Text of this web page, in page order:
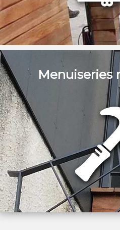
Menuiseries